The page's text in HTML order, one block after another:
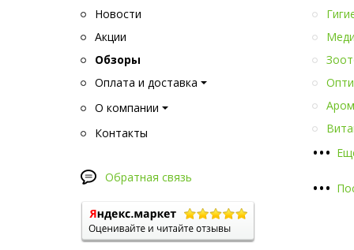
Новости
Акции
Обзоры
Оплата и доставка
О компании
Контакты
Обратная связь
•••
•••